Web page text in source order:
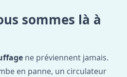
sommes là à
ne préviennent jamais.
en panne, un circulateur